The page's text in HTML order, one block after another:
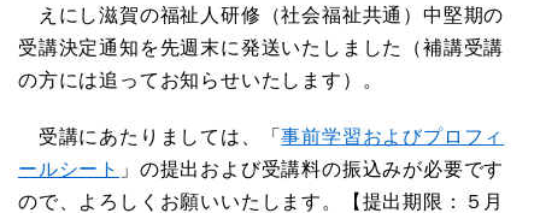
えにし滋賀の福祉人研修（社会福祉共通）中堅期の
受講決定通知を先週末に発送いたしました（補講受講
の方には追ってお知らせいたします）。
受講にあたりましては、「事前学習およびプロフィ
ールシート 」の提出および受講料の振込みが必要です
ので、よろしくお願いいたします。【提出期限：５月